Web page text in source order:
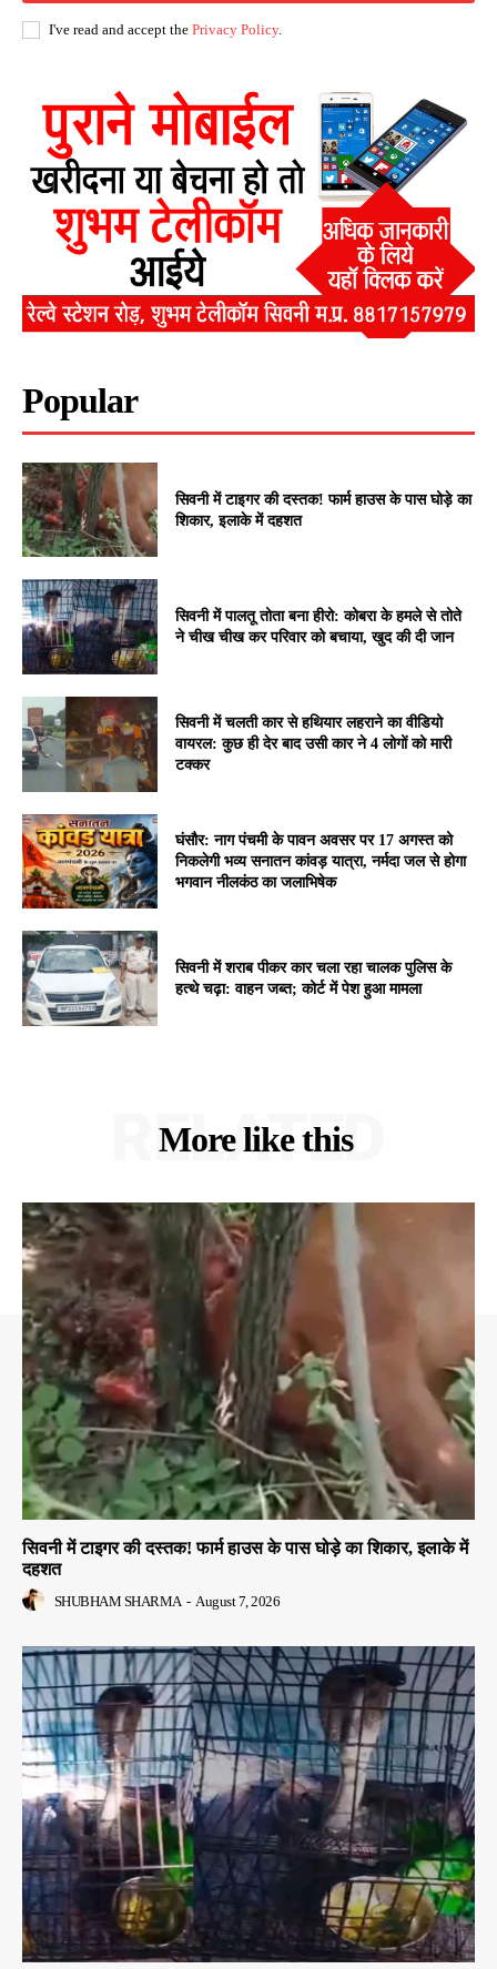
I've read and accept the Privacy Policy.
Popular
सिवनी में टाइगर की दस्तक! फार्म हाउस के पास घोड़े का
शिकार, इलाके में दहशत
सिवनी में पालतू तोता बना हीरो: कोबरा के हमले से तोते
ने चीख चीख कर परिवार को बचाया, खुद की दी जान
सिवनी में चलती कार से हथियार लहराने का वीडियो
वायरल: कुछ ही देर बाद उसी कार ने 4 लोगों को मारी
टक्कर
घंसौर: नाग पंचमी के पावन अवसर पर 17 अगस्त को
निकलेगी भव्य सनातन कांवड़ यात्रा, नर्मदा जल से होगा
भगवान नीलकंठ का जलाभिषेक
सिवनी में शराब पीकर कार चला रहा चालक पुलिस के
हत्थे चढ़ा: वाहन जब्त; कोर्ट में पेश हुआ मामला
More like this
RELATED
सिवनी में टाइगर की दस्तक! फार्म हाउस के पास घोड़े का शिकार, इलाके में
दहशत
SHUBHAM SHARMA - August 7, 2026